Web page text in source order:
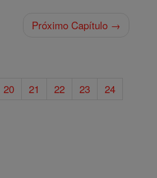
Próximo Capítulo →
20 21 22 23
24